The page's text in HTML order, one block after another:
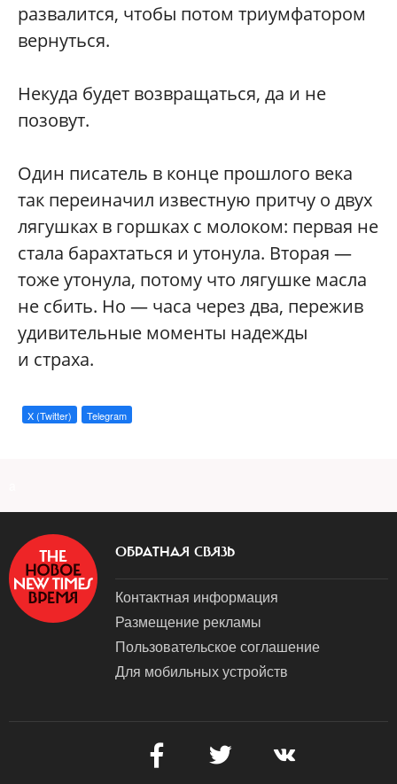
развалится, чтобы потом триумфатором
вернуться.
Некуда будет возвращаться, да и не
позовут.
Один писатель в конце прошлого века
так переиначил известную притчу о двух
лягушках в горшках с молоком: первая не
стала барахтаться и утонула. Вторая —
тоже утонула, потому что лягушке масла
не сбить. Но — часа через два, пережив
удивительные моменты надежды
и страха.
X (Twitter) Telegram
ОБРАТНАЯ СВЯЗЬ
Контактная информация
Размещение рекламы
Пользовательское соглашение
Для мобильных устройств